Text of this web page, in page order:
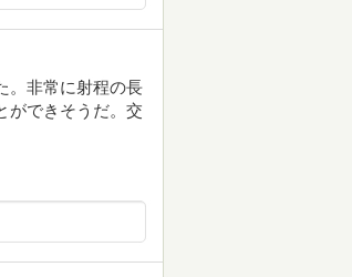
。非常に射程の長
ができそうだ。交